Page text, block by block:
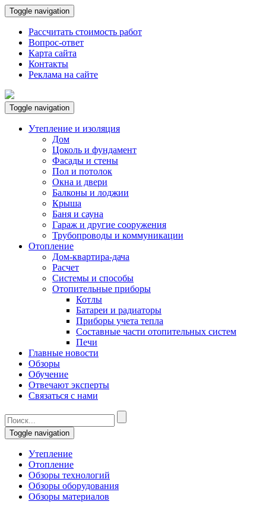
Toggle navigation
Рассчитать стоимость работ
Вопрос-ответ
Карта сайта
Контакты
Реклама на сайте
Toggle navigation
Утепление и изоляция
Дом
Цоколь и фундамент
Фасады и стены
Пол и потолок
Окна и двери
Балконы и лоджии
Крыша
Баня и сауна
Гараж и другие сооружения
Трубопроводы и коммуникации
Отопление
Дом-квартира-дача
Расчет
Системы и способы
Отопительные приборы
Котлы
Батареи и радиаторы
Приборы учета тепла
Составные части отопительных систем
Печи
Главные новости
Обзоры
Обучение
Отвечают эксперты
Связаться с нами
Toggle navigation
Утепление
Отопление
Обзоры технологий
Обзоры оборудования
Обзоры материалов